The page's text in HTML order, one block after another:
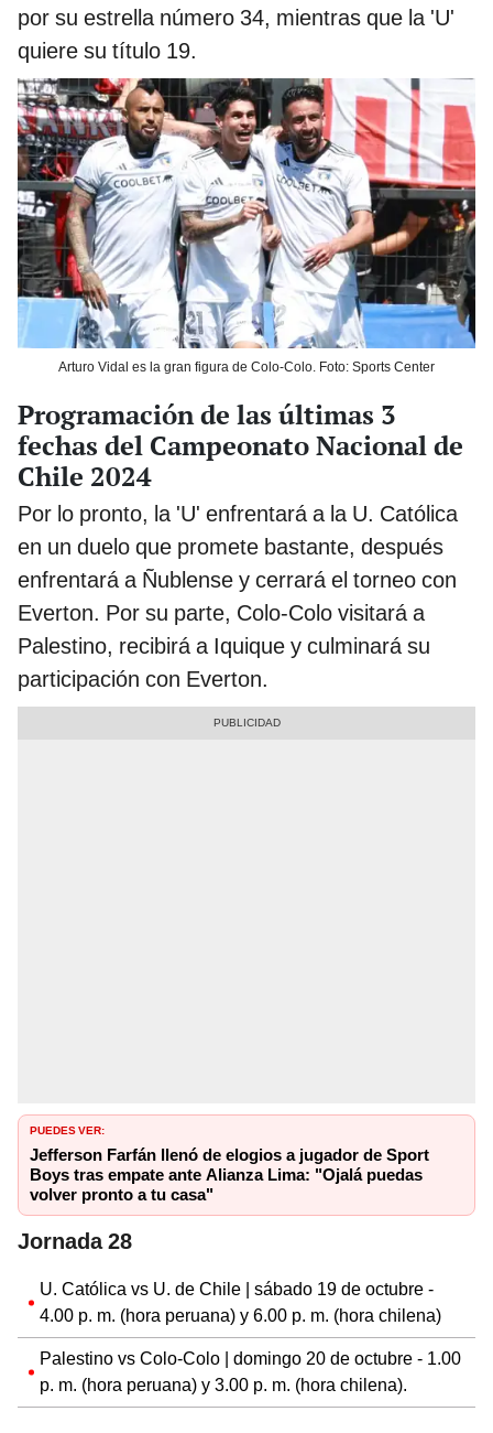
por su estrella número 34, mientras que la 'U'
quiere su título 19.
Arturo Vidal es la gran figura de Colo-Colo. Foto: Sports Center
Programación de las últimas 3
fechas del Campeonato Nacional de
Chile 2024
Por lo pronto, la 'U' enfrentará a la U. Católica
en un duelo que promete bastante, después
enfrentará a Ñublense y cerrará el torneo con
Everton. Por su parte, Colo-Colo visitará a
Palestino, recibirá a Iquique y culminará su
participación con Everton.
PUEDES VER:
Jefferson Farfán llenó de elogios a jugador de Sport
Boys tras empate ante Alianza Lima: "Ojalá puedas
volver pronto a tu casa"
Jornada 28
U. Católica vs U. de Chile | sábado 19 de octubre -
4.00 p. m. (hora peruana) y 6.00 p. m. (hora chilena)
Palestino vs Colo-Colo | domingo 20 de octubre - 1.00
p. m. (hora peruana) y 3.00 p. m. (hora chilena).